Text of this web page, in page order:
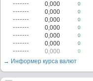
0,000
0
0,000
0
0,000
0
0,000
0
0,000
0
0,000
0
0,000
0
→ Информер курса валют